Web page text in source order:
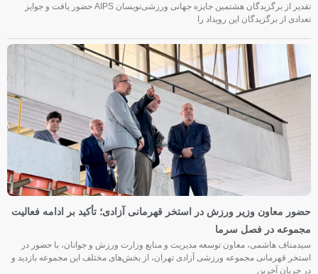
تقدیر از برگزیدگان هشتمین جایزه جهانی ورزشی‌نویسان AIPS حضور یافت و جوایز
تعدادی از برگزیدگان این رویداد را
حضور معاون وزیر ورزش در استخر قهرمانی آزادی؛ تأکید بر ادامه فعالیت
مجموعه در فصل سرما
سیدمناف هاشمی، معاون توسعه مدیریت و منابع وزارت ورزش و جوانان، با حضور در
استخر قهرمانی مجموعه ورزشی آزادی تهران، از بخش‌های مختلف این مجموعه بازدید و
در جریان آخرین